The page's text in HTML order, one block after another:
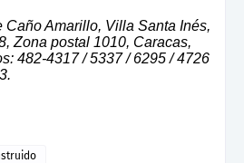
Amarillo, Villa Santa Inés,
Zona postal 1010, Caracas,
482-4317 / 5337 / 6295 / 4726